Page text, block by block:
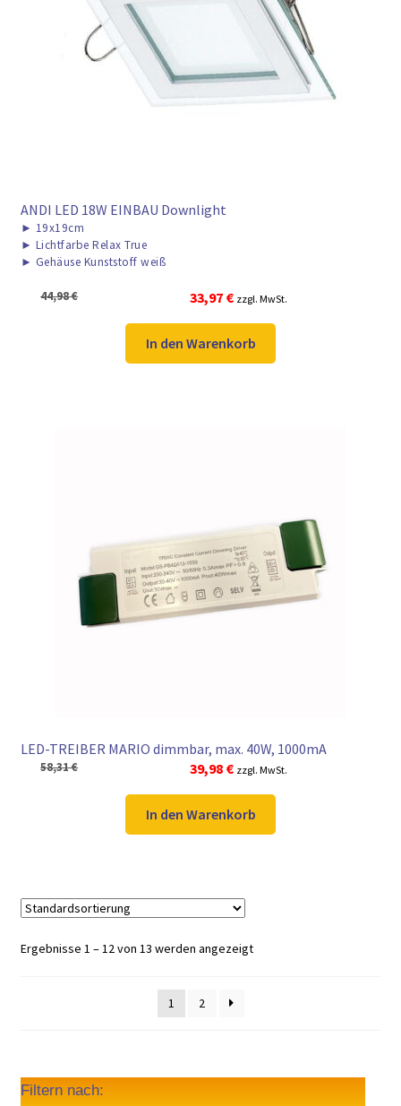
ANDI LED 18W EINBAU Downlight
► 19x19cm
► Lichtfarbe Relax True
► Gehäuse Kunststoff weiß
44,98€
Ursprünglicher
war:
44,98 €
33,97 €Aktueller
ist:
33,97 €.
zzgl. MwSt.
In den Warenkorb
LED-TREIBER MARIO dimmbar, max. 40W, 1000mA
58,31€
Ursprünglicher
Preis
war:
58,31 €
39,98 €Aktueller
Preis
ist:
39,98 €.
zzgl. MwSt.
In den Warenkorb
Ergebnisse 1 – 12 von 13 werden angezeigt
1 2
Filtern nach: